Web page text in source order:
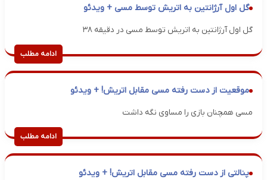
گل اول آرژانتین به اتریش توسط مسی + ویدئو
گل اول آرژانتین به اتریش توسط مسی در دقیقه ۳۸
ادامه مطلب
موقعیت از دست رفته مسی مقابل اتریش! + ویدئو
مسی همچنان بازی را مساوی نگه داشت
ادامه مطلب
پنالتی از دست رفته مسی مقابل اتریش! + ویدئو